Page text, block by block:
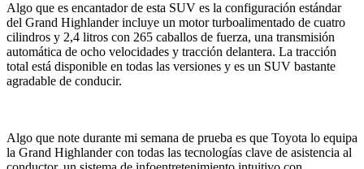
Algo que es encantador de esta SUV es la configuración estándar
del Grand Highlander incluye un motor turboalimentado de cuatro
cilindros y 2,4 litros con 265 caballos de fuerza, una transmisión
automática de ocho velocidades y tracción delantera. La tracción
total está disponible en todas las versiones y es un SUV bastante
agradable de conducir.
Algo que note durante mi semana de prueba es que Toyota lo equipa
la Grand Highlander con todas las tecnologías clave de asistencia al